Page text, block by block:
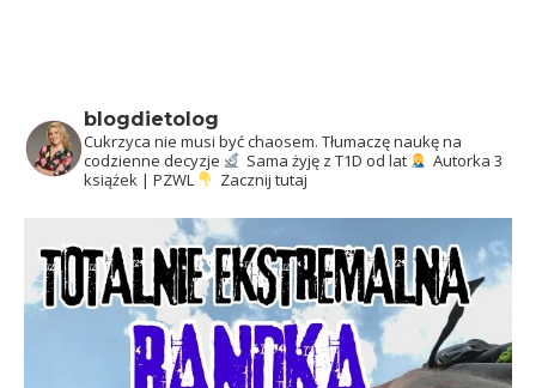
blogdietolog
Cukrzyca nie musi być chaosem. Tłumaczę naukę na
codzienne decyzje
Sama żyję z T1D od lat
Autorka 3
książek | PZWL
Zacznij tutaj